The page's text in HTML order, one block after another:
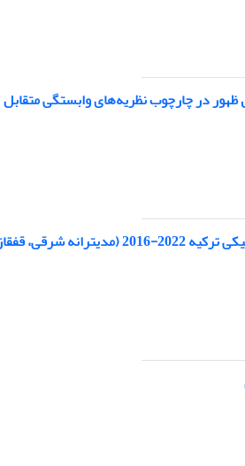
در چارچوب نظریه‌های وابستگی متقابل
و بحران اوکراین)